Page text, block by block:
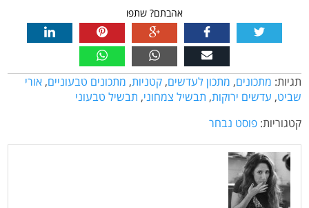
אהבתם? שתפו
תגיות: מתכונים, מתכון לעדשים, קטניות, מתכונים טבעוניים, אורי
שביט, עדשים ירוקות, תבשיל צמחוני, תבשיל טבעוני
קטגוריות: פוסט נבחר